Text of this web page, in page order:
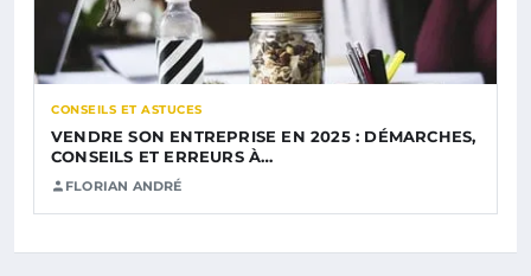
CONSEILS ET ASTUCES
VENDRE SON ENTREPRISE EN 2025 : DÉMARCHES,
CONSEILS ET ERREURS À…
FLORIAN ANDRÉ